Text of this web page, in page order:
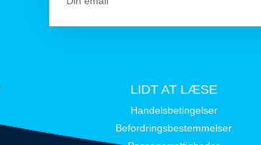
LIDT AT LÆSE
Handelsbetingelser
Befordringsbestemmelser